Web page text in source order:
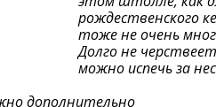
рождественского
тоже не очень
Долго не
можно испечь за
дополнительно